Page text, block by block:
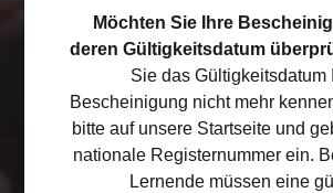
seine
Das notwendige
Straßenverkehrsrisiken
Zusammenhang mit
besser zu verstehen.
Möchten Sie Ihre
deren Gültigkeitsdatum
Sie das Gültigkeitsdatum
Bescheinigung nicht mehr
bitte auf unsere Startseite und
nationale Registernummer ein.
Lernende müssen eine